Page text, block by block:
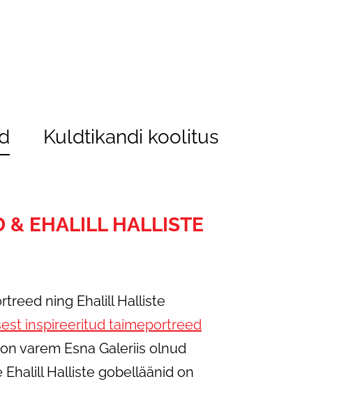
Kuldtikandi koolitus
& EHALILL HALLISTE
ning Ehalill Halliste
inspireeritud taimeportreed
varem Esna Galeriis olnud
Ehalill Halliste gobelläänid on